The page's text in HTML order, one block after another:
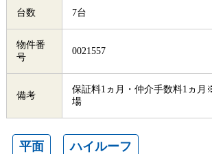
台数 7台
物件番
号
0021557
備考
保証料1ヵ月・仲介手数料1ヵ
場
平面 ハイルーフ